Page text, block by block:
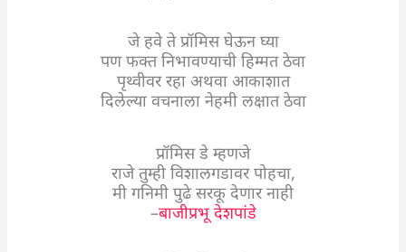
जे हवे ते प्रॉमिस घेऊन घ्या
पण फक्त निभावण्याची हिम्मत ठेवा
पृथ्वीवर रहा अथवा आकाशात
दिलेल्या वचनाला नेहमी लक्षात ठेवा
प्रॉमिस डे म्हणजे
राजे तुम्ही विशालगडावर पोहचा,
मी गनिमी पुढे सरकू देणार नाही
–बाजीप्रभू देशपांडे